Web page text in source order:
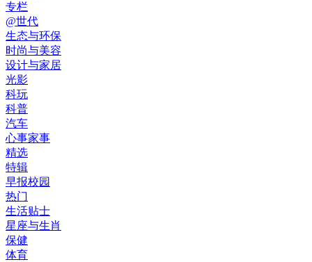
专栏
@世代
生态与环保
时尚与美容
设计与家居
光影
科玩
科普
汽车
心事家事
精选
特辑
早报校园
热门
生活贴士
星座与生肖
保健
体育